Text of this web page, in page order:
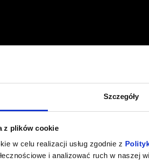
Szczegóły
z plików cookie
w celu realizacji usług zgodnie z
i analizować ruch w naszej